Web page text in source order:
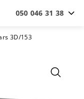
050 046 31 38
3D/153